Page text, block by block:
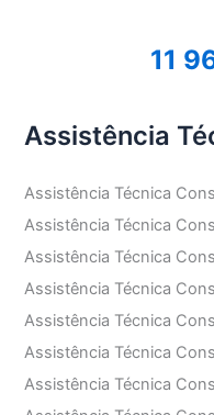
11
Assistência
Assistência Técnica
Assistência Técnica
Assistência Técnica
Assistência Técnica
Assistência Técnica
Assistência Técnica
Assistência Técnica